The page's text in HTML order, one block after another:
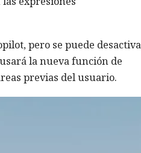
pero se puede
la nueva función de
previas del usuario.